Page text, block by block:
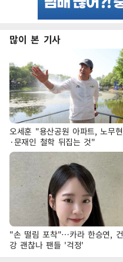
많이 본 기사
오세훈 "용산공원 아파트, 노무현
·문재인 철학 뒤집는 것"
"손 떨림 포착"…카라 한승연, 건
강 괜찮나 팬들 '걱정'